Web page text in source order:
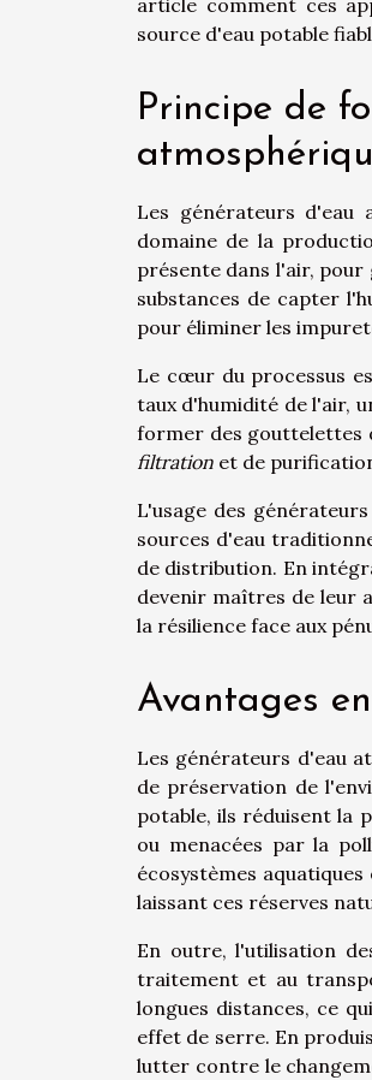
source d'eau potable
Principe de
Les générateurs d'eau
domaine de la
présente dans l'air, pour
substances de capter
pour éliminer les
Le cœur du processus
taux d'humidité de l'air,
former des gouttelettes
filtration et de
L'usage des
sources d'eau
de distribution. En
devenir maîtres de leur
la résilience face aux
Avantages
Les générateurs d'eau
de préservation de
potable, ils réduisent la
ou menacées par la
écosystèmes
laissant ces réserves
En outre, l'utilisation
traitement et au
longues distances, ce
effet de serre. En
lutter contre le